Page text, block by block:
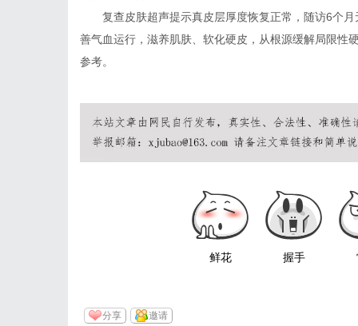
复查皮肤超声提示真皮层厚度恢复正常，随访6个
善气血运行，滋养肌肤、软化硬皮，从根源缓解局限性
参考。
鲜花 握手
分享 邀请